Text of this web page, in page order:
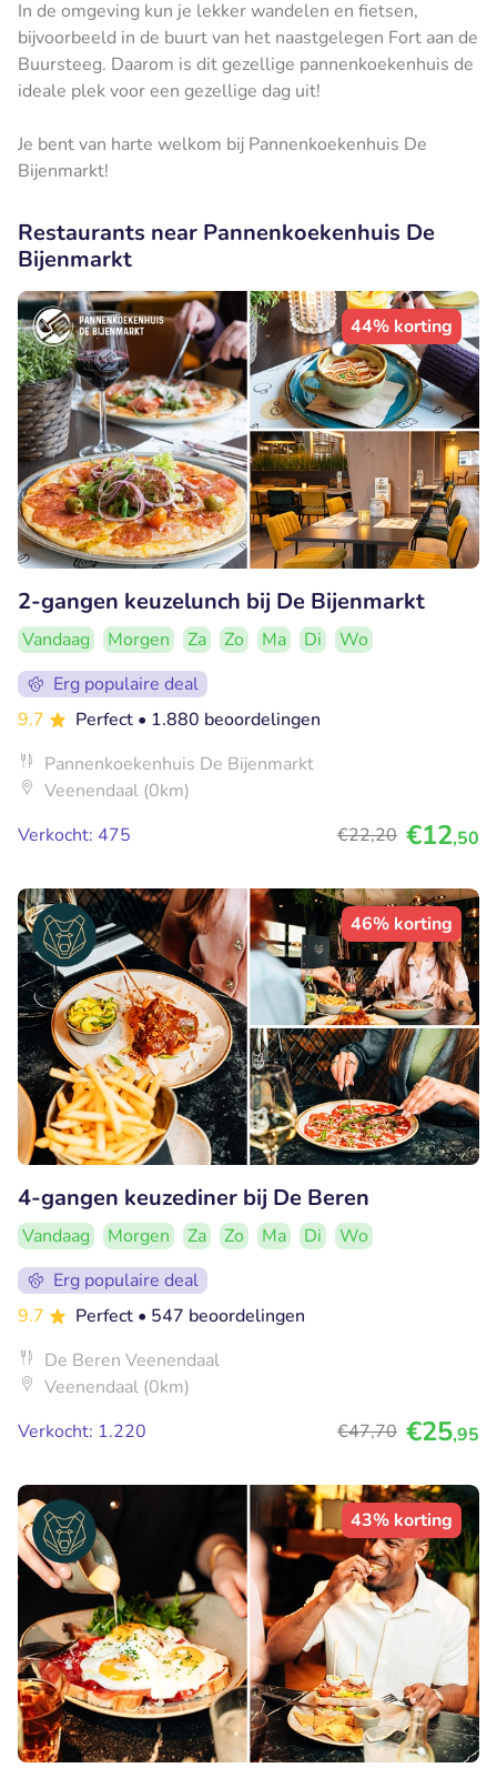
In de omgeving kun je lekker wandelen en fietsen,
bijvoorbeeld in de buurt van het naastgelegen Fort aan de
Buursteeg. Daarom is dit gezellige pannenkoekenhuis de
ideale plek voor een gezellige dag uit!
Je bent van harte welkom bij Pannenkoekenhuis De
Bijenmarkt!
Restaurants near Pannenkoekenhuis De
Bijenmarkt
44% korting
2-gangen keuzelunch bij De Bijenmarkt
Vandaag Morgen Za Zo Ma Di
Wo
Erg populaire deal
9.7
Perfect • 1.880 beoordelingen
Pannenkoekenhuis De Bijenmarkt
Veenendaal (0km)
Verkocht: 475
€22,20 €12,50
46% korting
4-gangen keuzediner bij De Beren
Vandaag Morgen Za Zo Ma Di
Wo
Erg populaire deal
9.7
Perfect • 547 beoordelingen
De Beren Veenendaal
Veenendaal (0km)
Verkocht: 1.220
€47,70 €25,95
43% korting